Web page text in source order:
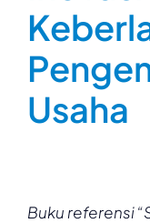
Usaha
Buku referensi